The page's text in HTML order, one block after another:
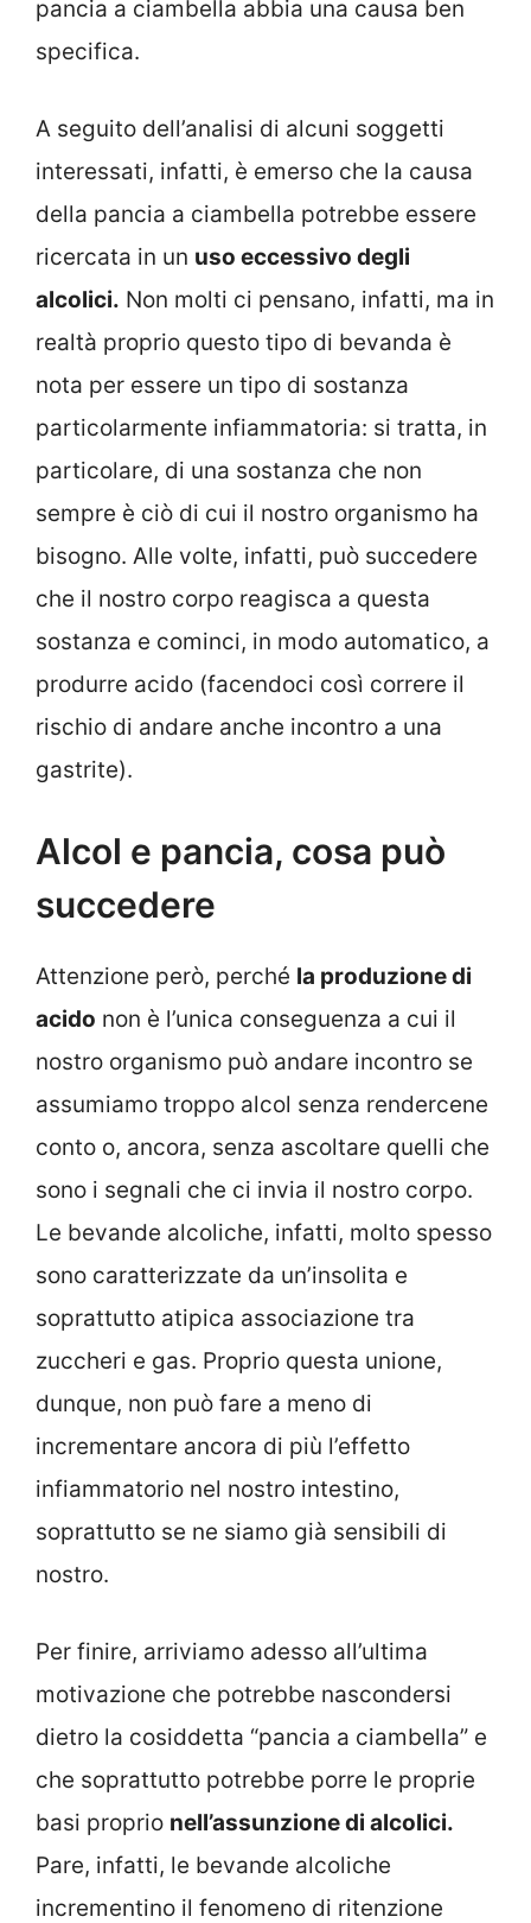
pancia a ciambella abbia una causa ben
specifica.
A seguito dell’analisi di alcuni soggetti
interessati, infatti, è emerso che la causa
della pancia a ciambella potrebbe essere
ricercata in un uso eccessivo degli
alcolici. Non molti ci pensano, infatti, ma in
realtà proprio questo tipo di bevanda è
nota per essere un tipo di sostanza
particolarmente infiammatoria: si tratta, in
particolare, di una sostanza che non
sempre è ciò di cui il nostro organismo ha
bisogno. Alle volte, infatti, può succedere
che il nostro corpo reagisca a questa
sostanza e cominci, in modo automatico, a
produrre acido (facendoci così correre il
rischio di andare anche incontro a una
gastrite).
Alcol e pancia, cosa può
succedere
Attenzione però, perché la produzione di
acido non è l’unica conseguenza a cui il
nostro organismo può andare incontro se
assumiamo troppo alcol senza rendercene
conto o, ancora, senza ascoltare quelli che
sono i segnali che ci invia il nostro corpo.
Le bevande alcoliche, infatti, molto spesso
sono caratterizzate da un’insolita e
soprattutto atipica associazione tra
zuccheri e gas. Proprio questa unione,
dunque, non può fare a meno di
incrementare ancora di più l’effetto
infiammatorio nel nostro intestino,
soprattutto se ne siamo già sensibili di
nostro.
Per finire, arriviamo adesso all’ultima
motivazione che potrebbe nascondersi
dietro la cosiddetta “pancia a ciambella” e
che soprattutto potrebbe porre le proprie
basi proprio nell’assunzione di alcolici.
Pare, infatti, le bevande alcoliche
incrementino il fenomeno di ritenzione